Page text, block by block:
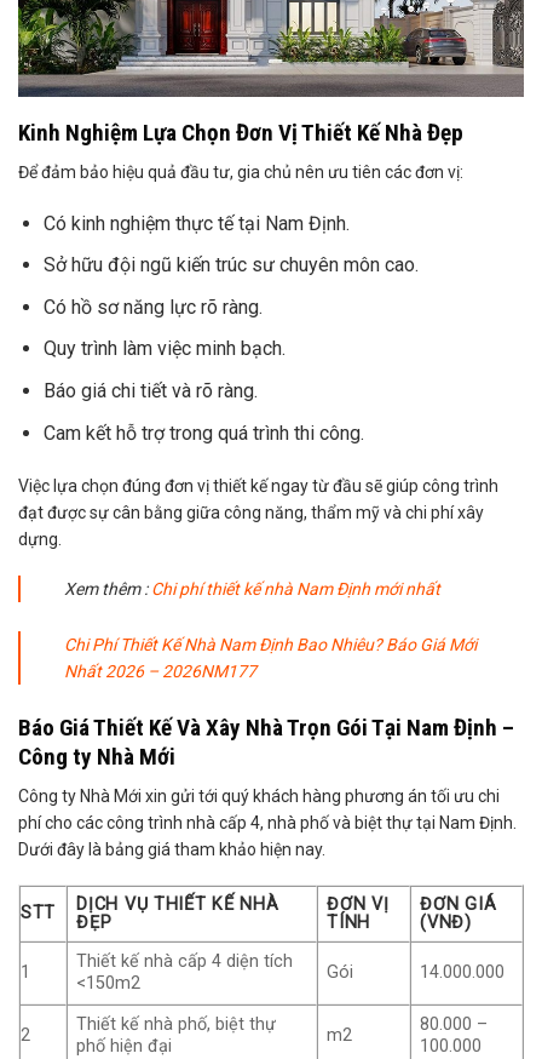
Kinh Nghiệm Lựa Chọn Đơn Vị Thiết Kế Nhà Đẹp
Để đảm bảo hiệu quả đầu tư, gia chủ nên ưu tiên các đơn vị:
Có kinh nghiệm thực tế tại Nam Định.
Sở hữu đội ngũ kiến trúc sư chuyên môn cao.
Có hồ sơ năng lực rõ ràng.
Quy trình làm việc minh bạch.
Báo giá chi tiết và rõ ràng.
Cam kết hỗ trợ trong quá trình thi công.
Việc lựa chọn đúng đơn vị thiết kế ngay từ đầu sẽ giúp công trình
đạt được sự cân bằng giữa công năng, thẩm mỹ và chi phí xây
dựng.
Xem thêm :Chi phí thiết kế nhà Nam Định mới nhất
Chi Phí Thiết Kế Nhà Nam Định Bao Nhiêu? Báo Giá Mới
Nhất 2026 – 2026NM177
Báo Giá Thiết Kế Và Xây Nhà Trọn Gói Tại Nam Định –
Công ty Nhà Mới
Công ty Nhà Mới xin gửi tới quý khách hàng phương án tối ưu chi
phí cho các công trình nhà cấp 4, nhà phố và biệt thự tại Nam Định.
Dưới đây là bảng giá tham khảo hiện nay.
STT
DỊCH VỤ THIẾT KẾ NHÀ
ĐẸP
ĐƠN VỊ
TÍNH
ĐƠN GIÁ
(VNĐ)
1
Thiết kế nhà cấp 4 diện tích
<150m2
Gói 14.000.000
2
Thiết kế nhà phố, biệt thự
phố hiện đại
m2
80.000 –
100.000